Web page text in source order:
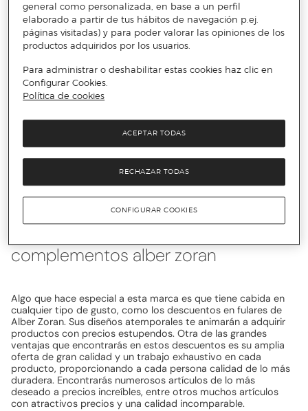
Alber Zoran: el poder del verano
Esta línea mantiene el sabor innovador en todo momento. No
renuncies a los descuentos en pañuelos de Alber Zoran, con
multitud de estampados, podrás combinarlos todos, ¡Así será
imposible no acertar! Esta marca mantiene una estética
persona. No te pierdas los descuentos en toallas de playa de
Alber Zoran, que pondrán la guinda a tu jornada marítima. Para
lograr un resultado inigualable, esta marca ofrece un amplio
abanico de opciones. Si navegas por nuestra web encontrarás
una gran variedad de artículos con descuentos a precios
imbatibles.
descubre los descuentos en
complementos alber zoran
Algo que hace especial a esta marca es que tiene cabida en
cualquier tipo de gusto, como los descuentos en fulares de
Alber Zoran. Sus diseños atemporales te animarán a adquirir
productos con precios estupendos. Otra de las grandes
ventajas que encontrarás en estos descuentos es su amplia
oferta de gran calidad y un trabajo exhaustivo en cada
producto, proporcionando a cada persona calidad de lo más
duradera. Encontrarás numerosos artículos de lo más
deseado a precios increíbles, entre otros muchos artículos
con atractivos precios y una calidad incomparable.
general como personalizada, en base a un perfil
elaborado a partir de tus hábitos de navegación p.ej.
páginas visitadas) y para poder valorar las opiniones de los
productos adquiridos por los usuarios.
Para administrar o deshabilitar estas cookies haz clic en
Configurar Cookies.
Política de cookies
RECHAZAR TODAS
ACEPTAR TODAS
CONFIGURAR COOKIES